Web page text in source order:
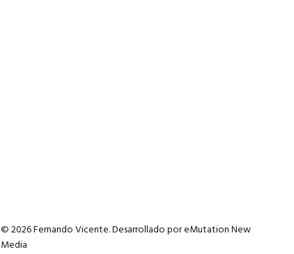
© 2026 Fernando Vicente. Desarrollado poreMutation New
Media